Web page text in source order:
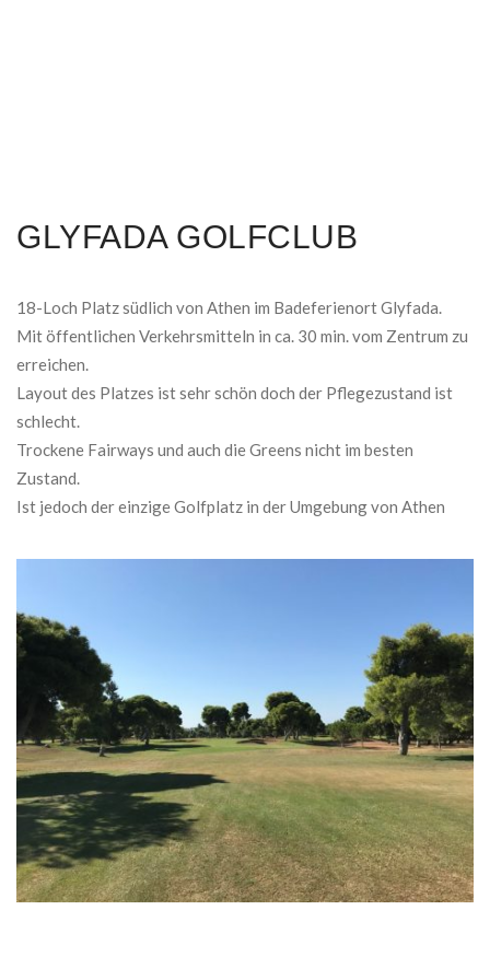
GLYFADA GOLFCLUB
18-Loch Platz südlich von Athen im Badeferienort Glyfada.
Mit öffentlichen Verkehrsmitteln in ca. 30 min. vom Zentrum zu
erreichen.
Layout des Platzes ist sehr schön doch der Pflegezustand ist
schlecht.
Trockene Fairways und auch die Greens nicht im besten
Zustand.
Ist jedoch der einzige Golfplatz in der Umgebung von Athen